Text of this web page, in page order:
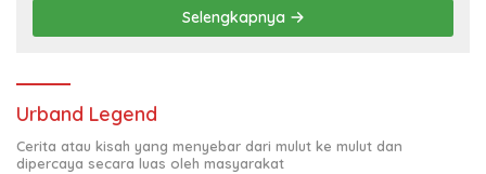
Selengkapnya
Urband Legend
Cerita atau kisah yang menyebar dari mulut ke mulut dan
dipercaya secara luas oleh masyarakat